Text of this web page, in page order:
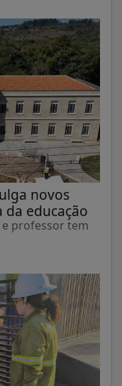
novos
da educação
e professor tem